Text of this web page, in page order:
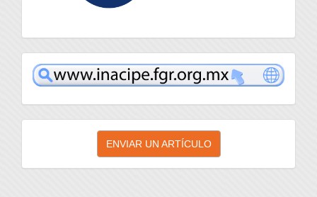
inacipe
Enviar
artículo
ENVIAR UN ARTÍCULO